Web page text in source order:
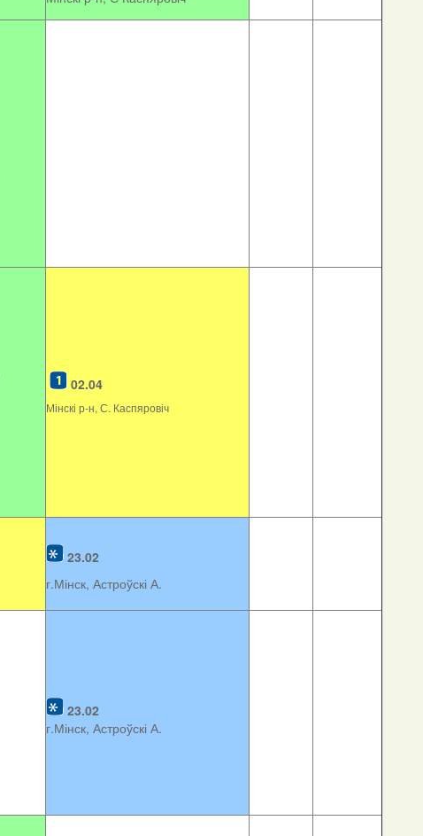
02.04
Мінскі р-н, С. Каспяровіч
23.02
г.Мінск, Астроўскі А.
23.02
г.Мінск, Астроўскі А.